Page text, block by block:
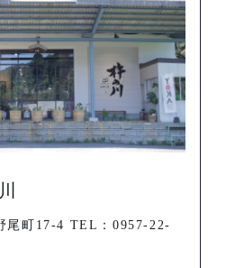
尾町17-4 TEL：0957-22-